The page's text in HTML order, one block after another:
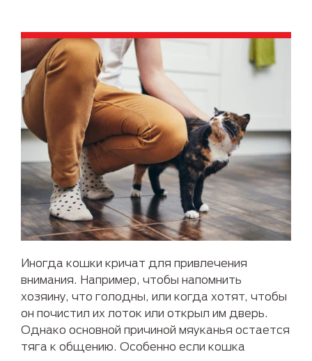
Иногда кошки кричат для привлечения
внимания. Например, чтобы напомнить
хозяину, что голодны, или когда хотят, чтобы
он почистил их лоток или открыл им дверь.
Однако основной причиной мяуканья остается
тяга к общению. Особенно если кошка